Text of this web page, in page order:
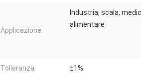
Applicazione:
Industria, scala,
alimentare
Tolleranza: ±1%